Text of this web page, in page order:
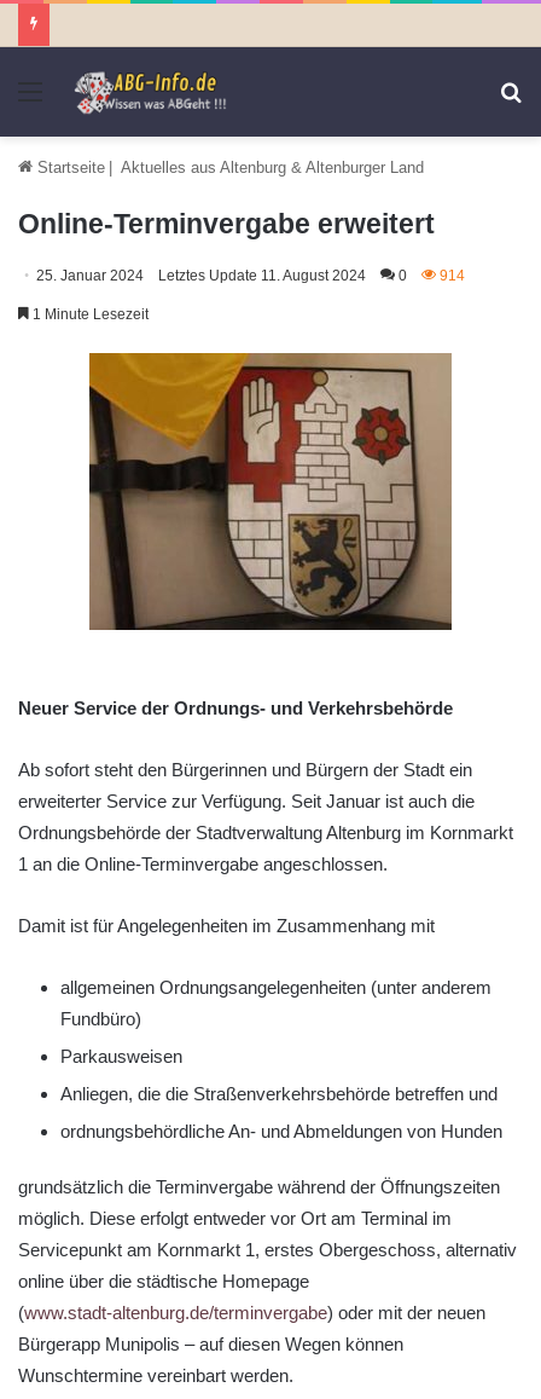
Menü
Startseite | Aktuelles aus Altenburg & Altenburger Land
Online-Terminvergabe erweitert
25. Januar 2024 Letztes Update 11. August 2024 0 914
1 Minute Lesezeit
Neuer Service der Ordnungs- und Verkehrsbehörde
Ab sofort steht den Bürgerinnen und Bürgern der Stadt ein
erweiterter Service zur Verfügung. Seit Januar ist auch die
Ordnungsbehörde der Stadtverwaltung Altenburg im Kornmarkt
1 an die Online-Terminvergabe angeschlossen.
Damit ist für Angelegenheiten im Zusammenhang mit
allgemeinen Ordnungsangelegenheiten (unter anderem
Fundbüro)
Parkausweisen
Anliegen, die die Straßenverkehrsbehörde betreffen und
ordnungsbehördliche An- und Abmeldungen von Hunden
grundsätzlich die Terminvergabe während der Öffnungszeiten
möglich. Diese erfolgt entweder vor Ort am Terminal im
Servicepunkt am Kornmarkt 1, erstes Obergeschoss, alternativ
online über die städtische Homepage
(www.stadt-altenburg.de/terminvergabe) oder mit der neuen
Bürgerapp Munipolis – auf diesen Wegen können
Wunschtermine vereinbart werden.